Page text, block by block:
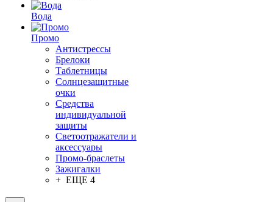
Вода
Промо
Антистрессы
Брелоки
Таблетницы
Солнцезащитные
очки
Средства
индивидуальной
защиты
Светоотражатели и
аксессуары
Промо-браслеты
Зажигалки
+ ЕЩЕ 4